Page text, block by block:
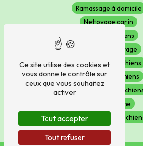
Ramassage à domicile
Nettoyage canin
Toilettage chiens
Salon de toilettage
Toiletteur pour chiens
Hygiène pour chiens
Shampoing pour chiens
Beauté Canine
Accessoires pour
Ce site utilise des cookies et
vous donne le contrôle sur
ceux que vous souhaitez
activer
Tout accepter
Tout refuser